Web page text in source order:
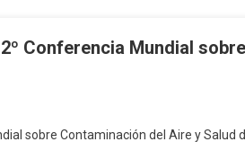
Conferencia Mundial sobre
sobre Contaminación del Aire y Salud